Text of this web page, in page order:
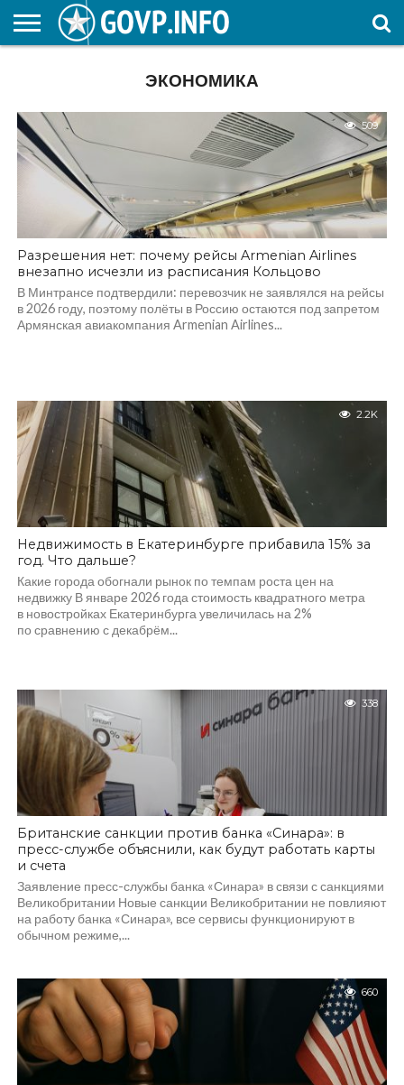
ЭКОНОМИКА
509
Разрешения нет: почему рейсы Armenian Airlines
внезапно исчезли из расписания Кольцово
В Минтрансе подтвердили: перевозчик не заявлялся на рейсы
в 2026 году, поэтому полёты в Россию остаются под запретом
Армянская авиакомпания Armenian Airlines...
2.2K
Недвижимость в Екатеринбурге прибавила 15% за
год. Что дальше?
Какие города обогнали рынок по темпам роста цен на
недвижку В январе 2026 года стоимость квадратного метра
в новостройках Екатеринбурга увеличилась на 2%
по сравнению с декабрём...
338
Британские санкции против банка «Синара»: в
пресс-службе объяснили, как будут работать карты
и счета
Заявление пресс-службы банка «Синара» в связи с санкциями
Великобритании Новые санкции Великобритании не повлияют
на работу банка «Синара», все сервисы функционируют в
обычном режиме,...
660